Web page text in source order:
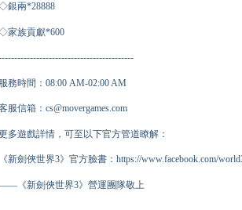
銀兩*28888
家族貢獻*600
服務時間：08:00 AM-02:00 AM
服信箱：cs@movergames.com
多遊戲詳情，可至以下官方管道瞭解：
《新劍俠世界3》官方臉書：https://www.facebook.com/
《新劍俠世界3》營運團隊敬上